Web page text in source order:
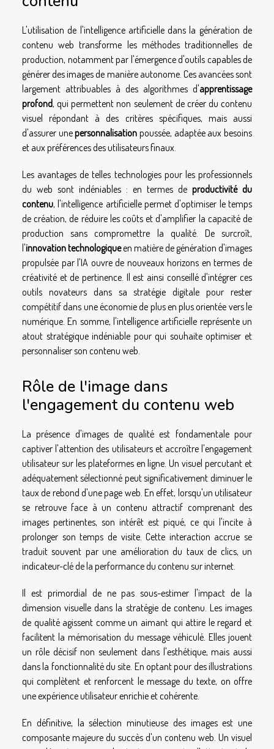
L'utilisation de l'intelligence artificielle dans la génération de
contenu web transforme les méthodes traditionnelles de
production, notamment par l'émergence d'outils capables de
générer des images de manière autonome. Ces avancées sont
largement attribuables à des algorithmes d'apprentissage
profond, qui permettent non seulement de créer du contenu
visuel répondant à des critères spécifiques, mais aussi
d'assurer unepersonnalisation poussée, adaptée aux besoins
et aux préférences des utilisateurs finaux.
Les avantages de telles technologies pour les professionnels
du web sont indéniables : en termes de productivité du
contenu, l'intelligence artificielle permet d'optimiser le temps
de création, de réduire les coûts et d'amplifier la capacité de
production sans compromettre la qualité. De surcroît,
l'innovation technologiqueen matière de génération d'images
propulsée par l'IA ouvre de nouveaux horizons en termes de
créativité et de pertinence. Il est ainsi conseillé d'intégrer ces
outils novateurs dans sa stratégie digitale pour rester
compétitif dans une économie de plus en plus orientée vers le
numérique. En somme, l'intelligence artificielle représente un
atout stratégique indéniable pour qui souhaite optimiser et
personnaliser son contenu web.
Rôle de l'image dans
l'engagement du contenu web
La présence d'images de qualité est fondamentale pour
captiver l'attention des utilisateurs et accroître l'engagement
utilisateur sur les plateformes en ligne. Un visuel percutant et
adéquatement sélectionné peut significativement diminuer le
taux de rebond d'une page web. En effet, lorsqu'un utilisateur
se retrouve face à un contenu attractif comprenant des
images pertinentes, son intérêt est piqué, ce qui l'incite à
prolonger son temps de visite. Cette interaction accrue se
traduit souvent par une amélioration du taux de clics, un
indicateur-clé de la performance du contenu sur internet.
Il est primordial de ne pas sous-estimer l'impact de la
dimension visuelle dans la stratégie de contenu. Les images
de qualité agissent comme un aimant qui attire le regard et
facilitent la mémorisation du message véhiculé. Elles jouent
un rôle décisif non seulement dans l'esthétique, mais aussi
dans la fonctionnalité du site. En optant pour des illustrations
qui complètent et renforcent le message du texte, on offre
une expérience utilisateur enrichie et cohérente.
En définitive, la sélection minutieuse des images est une
composante majeure du succès d'un contenu web. Un visuel